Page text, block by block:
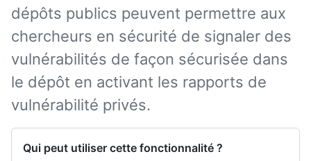
dépôts publics peuvent permettre aux
chercheurs en sécurité de signaler des
vulnérabilités de façon sécurisée dans
le dépôt en activant les rapports de
vulnérabilité privés.
Qui peut utiliser cette fonctionnalité ?